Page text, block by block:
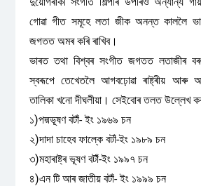
গোৱা গীত সমূহে লতা জীক অনন্ত কাললৈ
জগতত অমৰ কৰি ৰাখিব।
ভাৰত তথা বিশ্বৰ সংগীত জগতত লতাজীৰ
স্বৰূপে তেখেতলৈ আগবঢ়োৱা ৰাষ্ট্ৰীয় আৰু
তালিকা খনো দীঘলীয়া। সেইবোৰ তলত উল্লেখ
১)পদ্মভূষণ বটাঁ- ইং ১৯৬৯ চন
২)দাদা চাহেব ফাল্কে বটাঁ-ইং ১৯৮৯ চন
৩)মহাৰাষ্ট্ৰ ভূষণ বটাঁ-ইং ১৯৯৭ চন
৪)এন টি আৰ জাতীয় বটাঁ- ইং ১৯৯৯ চন